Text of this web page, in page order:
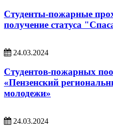
Студенты-пожарные
получение статуса
24.03.2024
Студентов-пожарных
«Пензенский
молодежи»
24.03.2024